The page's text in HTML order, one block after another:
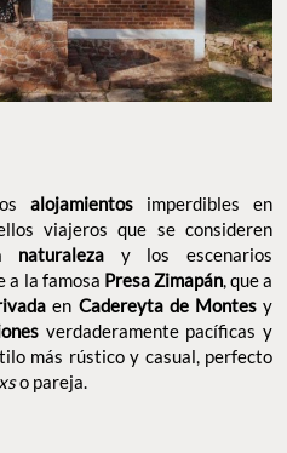
alojamientos imperdibles en
viajeros que se consideren
naturaleza y los escenarios
a la famosa Presa Zimapán, que a
en Cadereyta de Montesy
verdaderamente pacíficas y
más rústico y casual, perfecto
o pareja.